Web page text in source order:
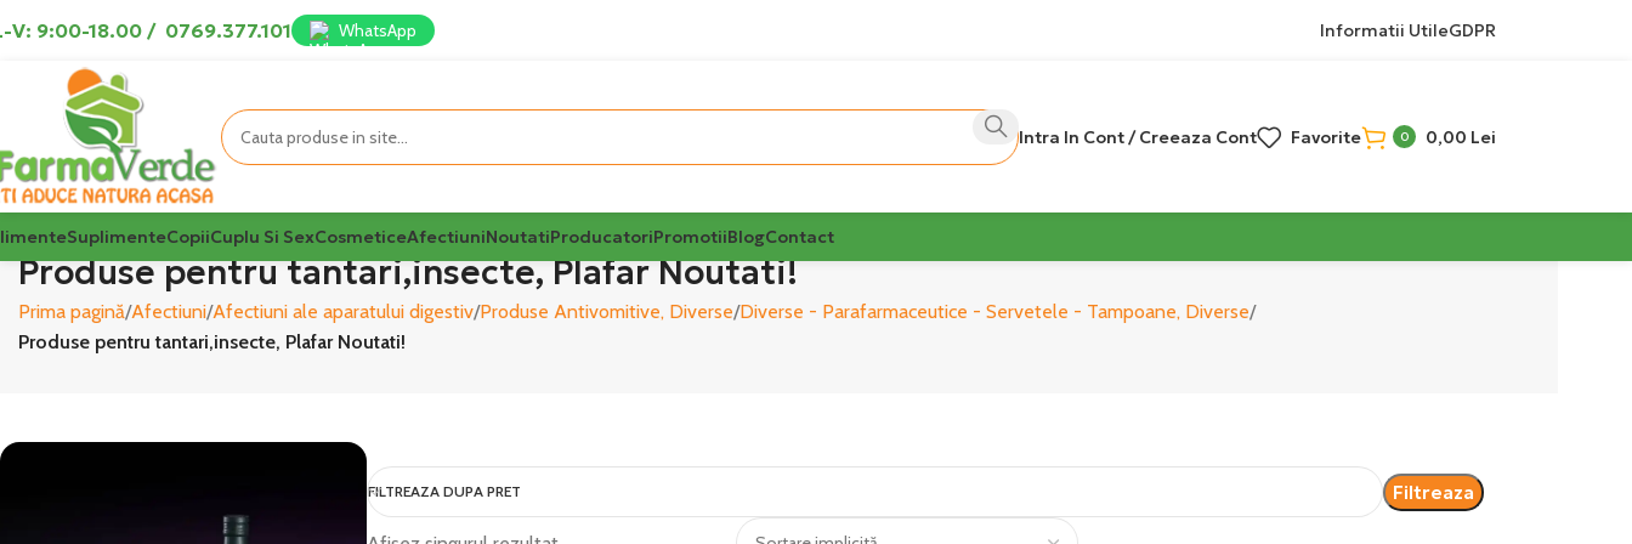
V: 9:00-18.00 / 0769.377.101 WhatsApp Informatii UtileGDPR
Intra In Cont / Creeaza Cont Favorite 0 0,00 Lei
SuplimenteCopiiCuplu Si SexCosmeticeAfectiuniNoutatiProducatoriPromotiiBlogContact
Produse pentru tantari,insecte, Plafar Noutati!
Prima pagină Afectiuni Afectiuni ale aparatului digestiv Produse Antivomitive, Diverse Diverse - Parafarmaceutice - Servetele - Tampoane, Diverse
Produse pentru tantari,insecte, Plafar Noutati!
FILTREAZA DUPA PRET Filtreaza